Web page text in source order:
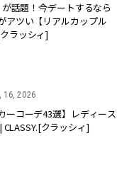
話題！今デートするなら
アツい【リアルカップル
ラッシィ]
16, 2026
ーコーデ43選】レディース
クラッシィ]